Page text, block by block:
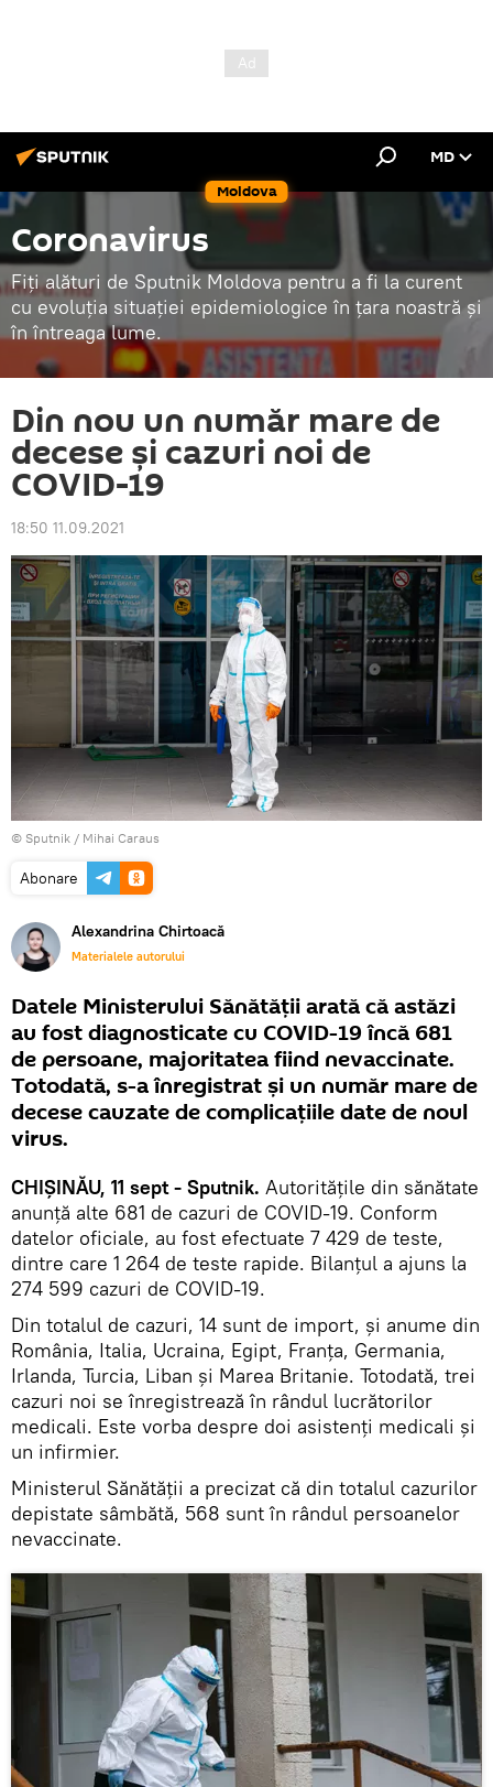
Moldova
MD
Coronavirus
Fiți alături de Sputnik Moldova pentru a fi la curent
cu evoluția situației epidemiologice în țara noastră și
în întreaga lume.
Din nou un număr mare de
decese și cazuri noi de
COVID-19
18:50 11.09.2021
© Sputnik / Mihai Caraus
Abonare
Alexandrina Chirtoacă
Materialele autorului
Datele Ministerului Sănătății arată că astăzi
au fost diagnosticate cu COVID-19 încă 681
de persoane, majoritatea fiind nevaccinate.
Totodată, s-a înregistrat și un număr mare de
decese cauzate de complicațiile date de noul
virus.
CHIȘINĂU, 11 sept - Sputnik. Autoritățile din sănătate
anunță alte 681 de cazuri de COVID-19. Conform
datelor oficiale, au fost efectuate 7 429 de teste,
dintre care 1 264 de teste rapide. Bilanțul a ajuns la
274 599 cazuri de COVID-19.
Din totalul de cazuri, 14 sunt de import, și anume din
România, Italia, Ucraina, Egipt, Franța, Germania,
Irlanda, Turcia, Liban și Marea Britanie. Totodată, trei
cazuri noi se înregistrează în rândul lucrătorilor
medicali. Este vorba despre doi asistenți medicali și
un infirmier.
Ministerul Sănătății a precizat că din totalul cazurilor
depistate sâmbătă, 568 sunt în rândul persoanelor
nevaccinate.